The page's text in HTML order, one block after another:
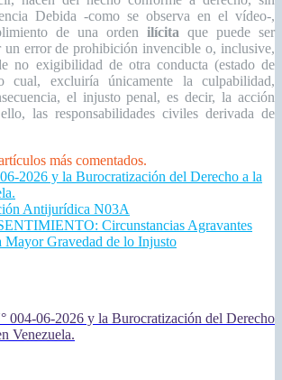
Debida -como se observa en el vídeo-,
de una orden ilícita que puede ser
un error de prohibición invencible o, inclusive,
no exigibilidad de otra conducta (estado de
cual, excluiría únicamente la culpabilidad,
el injusto penal, es decir, la acción
las responsabilidades civiles derivada de
más comentados.
2026 y la Burocratización del Derecho a la
Antijurídica N03A
Circunstancias Agravantes
Mayor Gravedad de lo Injusto
004-06-2026 y la Burocratización del Derecho
Venezuela.